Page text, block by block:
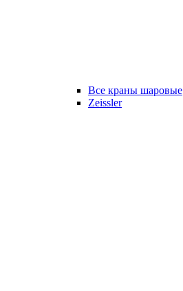
Все краны шаровые
Zeissler